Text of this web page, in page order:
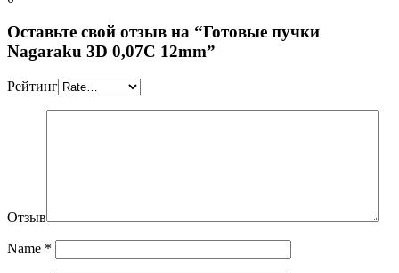
Оставьте свой отзыв на “Готовые пучки
Nagaraku 3D 0,07C 12mm”
Рейтинг
Отзыв
Name *